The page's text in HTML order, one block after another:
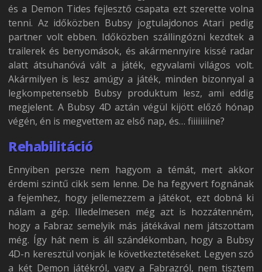
és a Demon Tides fejlesztő csapata ezt szerette volna
tenni. Az időközben Bubsy jogtulajdonos Atari pedig
partner volt ebben. Időközben szállingózni kezdtek a
trailerek és benyomások, és akármennyire kissé radar
alatt átsuhanóvá vált a játék, egyvalami világos volt.
Akármilyen is lesz amúgy a játék, minden bizonnyal a
legkompetensebb Bubsy produktum lesz, ami eddig
megjelent. A Bubsy 4D aztán végül kijött előző hónap
végén, én is megvettem az első nap, és… fiiiiiiiine?
Rehabilitáció
Ennyiben persze nem hagyom a témát, mert akkor
érdemi szintű cikk sem lenne. De ha fegyvert fognának
a fejemhez, hogy jellemezzem a játékot, ezt dobná ki
nálam a gép. Illedelmesen még azt is hozzátenném,
hogy a Fabraz semelyik más játékával nem játszottam
még. Így hát nem is áll szándékomban, hogy a Bubsy
4D-n keresztül vonjak le következtetéseket. Legyen szó
a két Demon játékról, vagy a Fabrazról, nem tisztem